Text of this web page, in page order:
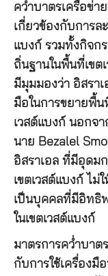
คว่ำบาตรเครือข่า
เกี่ยวข้องกับการล
แบงก์ รวมทั้งกิจก
ถิ่นฐานในพื้นที่เขต
มีมุมมองว่า อิสราเ
มือในการขยายพื้น
เวสต์แบงก์ นอกจ
นาย Bezalel
อิสราเอล ที่มีอุดม
เขตเวสต์แบงก์ ไม่
เป็นบุคคลที่มีอิทธิ
ในเขตเวสต์แบงก์
มาตรการคว่ำบาต
กับการใช้เครื่องมื